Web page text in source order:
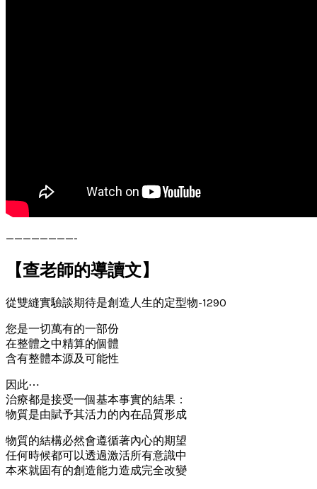
————————-
【查老師的導讀文】
從雙縫實驗談期待是創造人生的定型物-1290
您是一切萬有的一部份
在整體之中精算的個體
含有整體本源及可能性
因此⋯
治療都是接受一個基本事實的結果：
物質是由賦予其活力的內在品質形成
物質的結構必然會遵循著內心的期望
任何時候都可以透過激活所有意識中
本來就固有的創造能力造成完全改變